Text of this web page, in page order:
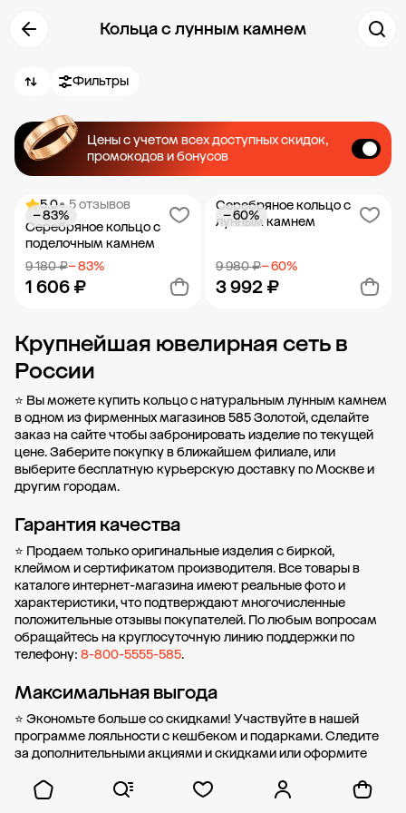
Кольца с лунным камнем
Фильтры
Цены с учетом всех доступных скидок,
промокодов и бонусов
5.0• 5 отзывов
Серебряное кольцо с
поделочным камнем
9 180 ₽− 83%
1 606 ₽
− 83%
Добавить в корзину
Серебряное кольцо с
лунным камнем
9 980 ₽− 60%
3 992 ₽
− 60%
Добавить в корзину
Крупнейшая ювелирная сеть в
России
⭐ Вы можете купить кольцо с натуральным лунным камнем
в одном из фирменных магазинов 585 Золотой, сделайте
заказ на сайте чтобы забронировать изделие по текущей
цене. Заберите покупку вближайшем филиале, или
выберите бесплатную курьерскую доставку по Москве и
другим городам.
Гарантия качества
⭐ Продаем только оригинальные изделия с биркой,
клеймом и сертификатом производителя. Все товары в
каталоге интернет-магазина имеют реальные фото и
характеристики, что подтверждают многочисленные
положительные отзывы покупателей. По любым вопросам
обращайтесь на круглосуточную линию поддержки по
телефону: 8-800-5555-585.
Максимальная выгода
⭐ Экономьте больше со скидками! Участвуйте в нашей
программе лояльностис кешбеком и подарками. Следите
за дополнительнымиакциями и скидкамиили оформите
стоимости.